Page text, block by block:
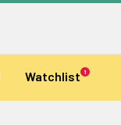
Watchlist 1